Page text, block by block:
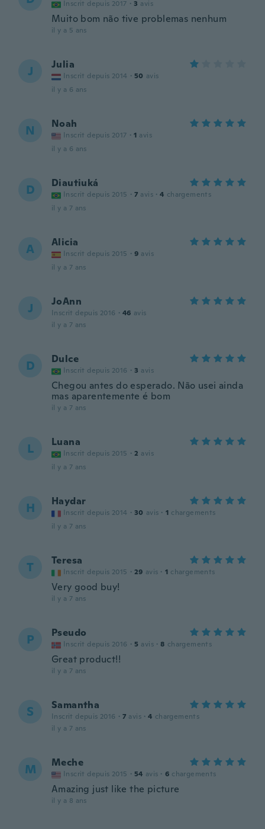
Inscrit depuis 2017 · 3 avis
Muito bom não tive problemas nenhum
il y a 5 ans
J Julia
Inscrit depuis 2014 · 50 avis
il y a 6 ans
N Noah
Inscrit depuis 2017 · 1 avis
il y a 6 ans
D Diautiuká
Inscrit depuis 2015 · 7 avis · 4 chargements
il y a 7 ans
A Alicia
Inscrit depuis 2015 · 9 avis
il y a 7 ans
J JoAnn
Inscrit depuis 2016 · 46 avis
il y a 7 ans
D Dulce
Inscrit depuis 2016 · 3 avis
Chegou antes do esperado. Não usei ainda
mas aparentemente é bom
il y a 7 ans
L Luana
Inscrit depuis 2015 · 2 avis
il y a 7 ans
H Haydar
Inscrit depuis 2014 · 30 avis · 1 chargements
il y a 7 ans
T Teresa
Inscrit depuis 2015 · 29 avis · 1 chargements
Very good buy!
il y a 7 ans
P Pseudo
Inscrit depuis 2016 · 5 avis · 8 chargements
Great product!!
il y a 7 ans
S Samantha
Inscrit depuis 2016 · 7 avis · 4 chargements
il y a 7 ans
M Meche
Inscrit depuis 2015 · 54 avis · 6 chargements
Amazing just like the picture
il y a 8 ans